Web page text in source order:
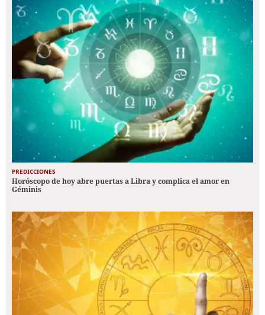
PREDICCIONES
Horóscopo de hoy abre puertas a Libra y complica el amor en
Géminis